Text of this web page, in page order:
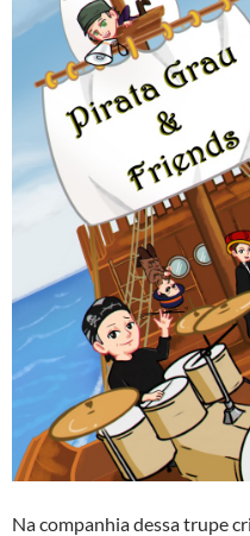
Na companhia dessa trupe